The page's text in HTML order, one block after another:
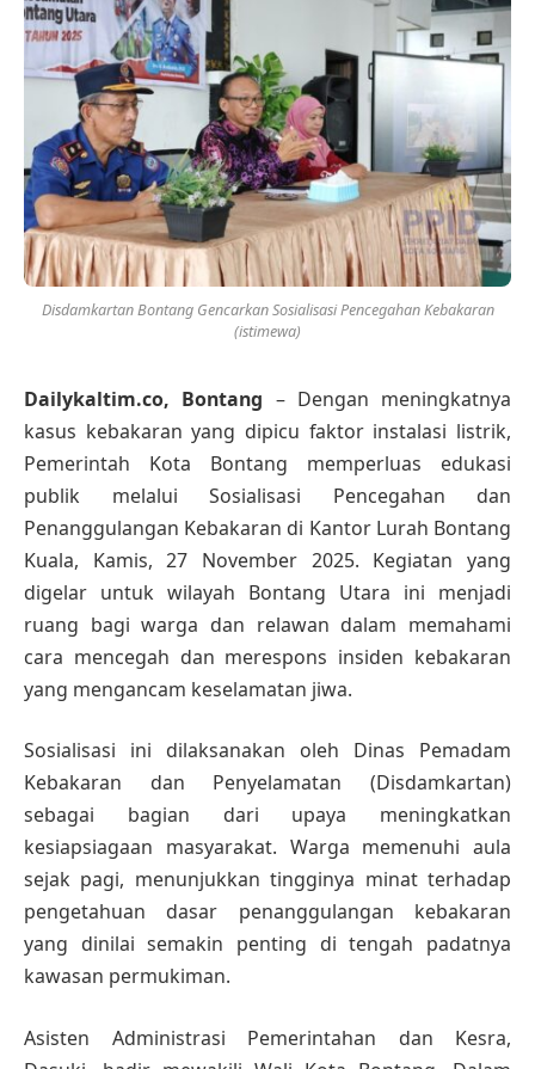
Disdamkartan Bontang Gencarkan Sosialisasi Pencegahan Kebakaran
(istimewa)
Dailykaltim.co, Bontang – Dengan meningkatnya
kasus kebakaran yang dipicu faktor instalasi listrik,
Pemerintah Kota Bontang memperluas edukasi
publik melalui Sosialisasi Pencegahan dan
Penanggulangan Kebakaran di Kantor Lurah Bontang
Kuala, Kamis, 27 November 2025. Kegiatan yang
digelar untuk wilayah Bontang Utara ini menjadi
ruang bagi warga dan relawan dalam memahami
cara mencegah dan merespons insiden kebakaran
yang mengancam keselamatan jiwa.
Sosialisasi ini dilaksanakan oleh Dinas Pemadam
Kebakaran dan Penyelamatan (Disdamkartan)
sebagai bagian dari upaya meningkatkan
kesiapsiagaan masyarakat. Warga memenuhi aula
sejak pagi, menunjukkan tingginya minat terhadap
pengetahuan dasar penanggulangan kebakaran
yang dinilai semakin penting di tengah padatnya
kawasan permukiman.
Asisten Administrasi Pemerintahan dan Kesra,